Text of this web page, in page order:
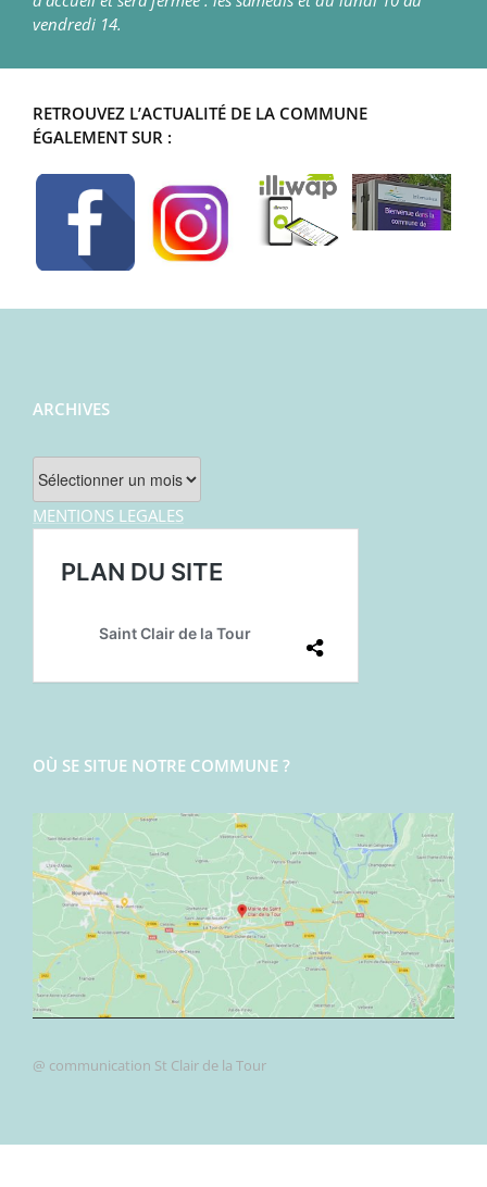
vendredi 14.
RETROUVEZ L’ACTUALITÉ DE LA COMMUNE
ÉGALEMENT SUR :
ARCHIVES
Archives
MENTIONS LEGALES
OÙ SE SITUE NOTRE COMMUNE ?
@ communication St Clair de la Tour